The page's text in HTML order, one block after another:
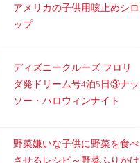
アメリカの子供用咳止めシロ
ップ
ディズニークルーズ フロリ
ダ発ドリーム号4泊5日③ナッ
ソー・ハロウィンナイト
野菜嫌いな子供に野菜を食べ
させるレシピ～野菜ふりかけ